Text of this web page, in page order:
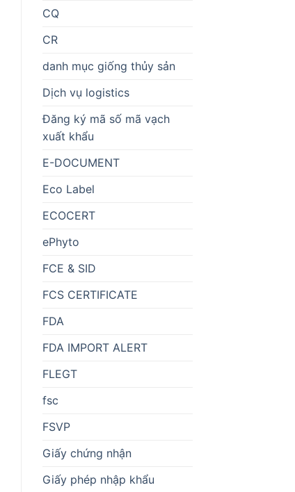
CQ
CR
danh mục giống thủy sản
Dịch vụ logistics
Đăng ký mã số mã vạch
xuất khẩu
E-DOCUMENT
Eco Label
ECOCERT
ePhyto
FCE & SID
FCS CERTIFICATE
FDA
FDA IMPORT ALERT
FLEGT
fsc
FSVP
Giấy chứng nhận
Giấy phép nhập khẩu